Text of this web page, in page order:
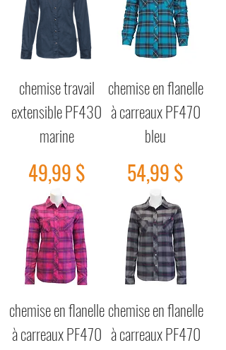
chemise travail
extensible PF430
marine
Prix
49,99 $
chemise en flanelle
à carreaux PF470
bleu
Prix
54,99 $
chemise en flanelle
à carreaux PF470
chemise en flanelle
à carreaux PF470